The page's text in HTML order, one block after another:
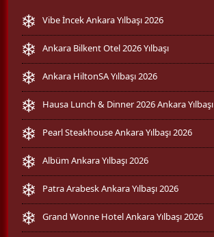
Vibe İncek Ankara Yılbaşı 2026
Ankara Bilkent Otel 2026 Yılbaşı
Ankara HiltonSA Yılbaşı 2026
Hausa Lunch & Dinner 2026 Ankara Yılbaşı
Pearl Steakhouse Ankara Yılbaşı 2026
Albüm Ankara Yılbaşı 2026
Patra Arabesk Ankara Yılbaşı 2026
Grand Wonne Hotel Ankara Yılbaşı 2026